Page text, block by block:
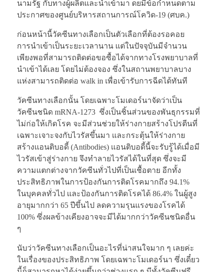
นามรัฐ กับทางผู้ผลิตและนำเข้ามา ดยมีข้อกำหนดตาม
ประกาศของศูนย์บริหารสถานการณ์โควิด-19 (ศบค.)
ก่อนหน้านี้วัคซีนทางเลือกเป็นตัวเลือกที่ต้องรอคอย
การนำเข้าเป็นระยะเวลานาน แต่ในปัจจุบันมีจำนวน
เพียงพอที่สามารถติดต่อขอซื้อได้จากทางโรงพยาบาลที่
นำเข้าได้เลย โดยไม่ต้องจอง ซึ่งในสถานพยาบาลบาง
แห่งสามารถติดต่อ walk in เพื่อเข้ารับการฉีดได้ทันที
วัคซีนทางเลือกนั้น โดยเฉพาะโมเดอร์นาจัดว่าเป็น
วัคซีนชนิด mRNA-1273 ซึ่งเป็นชิ้นส่วนของพันธุกรรมที่
ไม่ก่อให้เกิดโรค จะมีส่วนช่วยให้ร่างกายสร้างโปรตีนที่
เฉพาะเจาะจงกับไวรัสขึ้นมา และกระตุ้นให้ร่างกาย
สร้างแอนติบอดี้ (Antibodies) แอนติบอดี้นี้จะรับรู้ได้เมื่อมี
ไวรัสเข้าสู่ร่างกาย จึงทำลายไวรัสได้ในที่สุด ซึ่งจะมี
ความแตกต่างจากวัคซีนทั่วไปที่เป็นเชื้อตาย อีกทั้ง
ประสิทธิภาพในการป้องกันการติดโรคมากถึง 94.1%
ในบุคคลทั่วไป และป้องกันการติดโรคได้ 86.4% ในผู้สูง
อายุมากกว่า 65 ปีขึ้นไป ลดความรุนแรงของโรคได้
100% ซึ่งผลข้างเคียงอาจจะมีได้มากกว่าวัคซีนชนิดอื่น
ๆ
นับว่าวัคซีนทางเลือกเป็นอะไรที่น่าสนใจมาก ๆ เลยค่ะ
ในเรื่องของประสิทธิภาพ โดยเฉพาะโมเดอร์นา ซึ่งเดี๋ยว